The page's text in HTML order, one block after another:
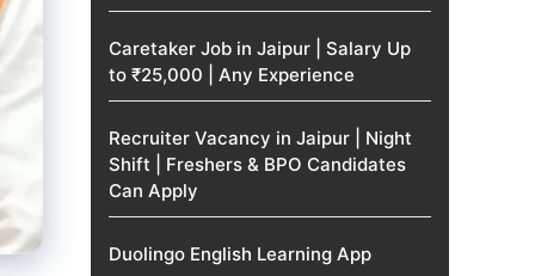
Caretaker Job in Jaipur | Salary Up
to ₹25,000 | Any Experience
Recruiter Vacancy in Jaipur | Night
Shift | Freshers & BPO Candidates
Can Apply
Duolingo English Learning App